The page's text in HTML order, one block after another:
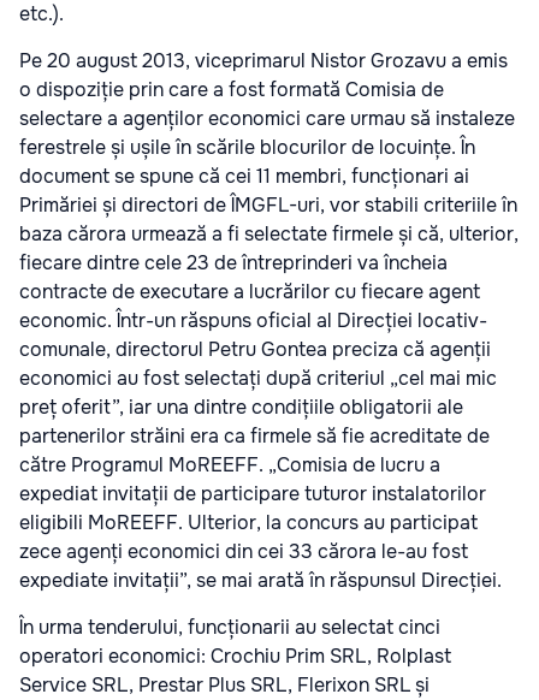
etc.).
Pe 20 august 2013, viceprimarul Nistor Grozavu a emis
o dispoziție prin care a fost formată Comisia de
selectare a agenților economici care urmau să instaleze
ferestrele și ușile în scările blocurilor de locuințe. În
document se spune că cei 11 membri, funcționari ai
Primăriei și directori de ÎMGFL-uri, vor stabili criteriile în
baza cărora urmează a fi selectate firmele și că, ulterior,
fiecare dintre cele 23 de întreprinderi va încheia
contracte de executare a lucrărilor cu fiecare agent
economic. Într-un răspuns oficial al Direcției locativ-
comunale, directorul Petru Gontea preciza că agenții
economici au fost selectați după criteriul „cel mai mic
preț oferit”, iar una dintre condițiile obligatorii ale
partenerilor străini era ca firmele să fie acreditate de
către Programul MoREEFF. „Comisia de lucru a
expediat invitații de participare tuturor instalatorilor
eligibili MoREEFF. Ulterior, la concurs au participat
zece agenți economici din cei 33 cărora le-au fost
expediate invitații”, se mai arată în răspunsul Direcției.
În urma tenderului, funcționarii au selectat cinci
operatori economici: Crochiu Prim SRL, Rolplast
Service SRL, Prestar Plus SRL, Flerixon SRL și